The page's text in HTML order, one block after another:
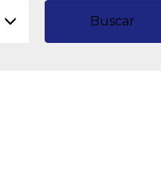
Buscar